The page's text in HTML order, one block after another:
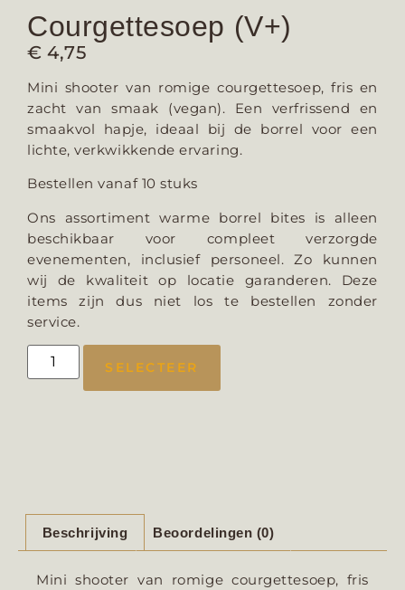
Courgettesoep (V+)
€ 4,75
Mini shooter van romige courgettesoep, fris en
zacht van smaak (vegan). Een verfrissend en
smaakvol hapje, ideaal bij de borrel voor een
lichte, verkwikkende ervaring.
Bestellen vanaf 10 stuks
Ons assortiment warme borrel bites is alleen
beschikbaar voor compleet verzorgde
evenementen, inclusief personeel. Zo kunnen
wij de kwaliteit op locatie garanderen. Deze
items zijn dus niet los te bestellen zonder
service.
SELECTEER
Beschrijving Beoordelingen (0)
Mini shooter van romige courgettesoep, fris